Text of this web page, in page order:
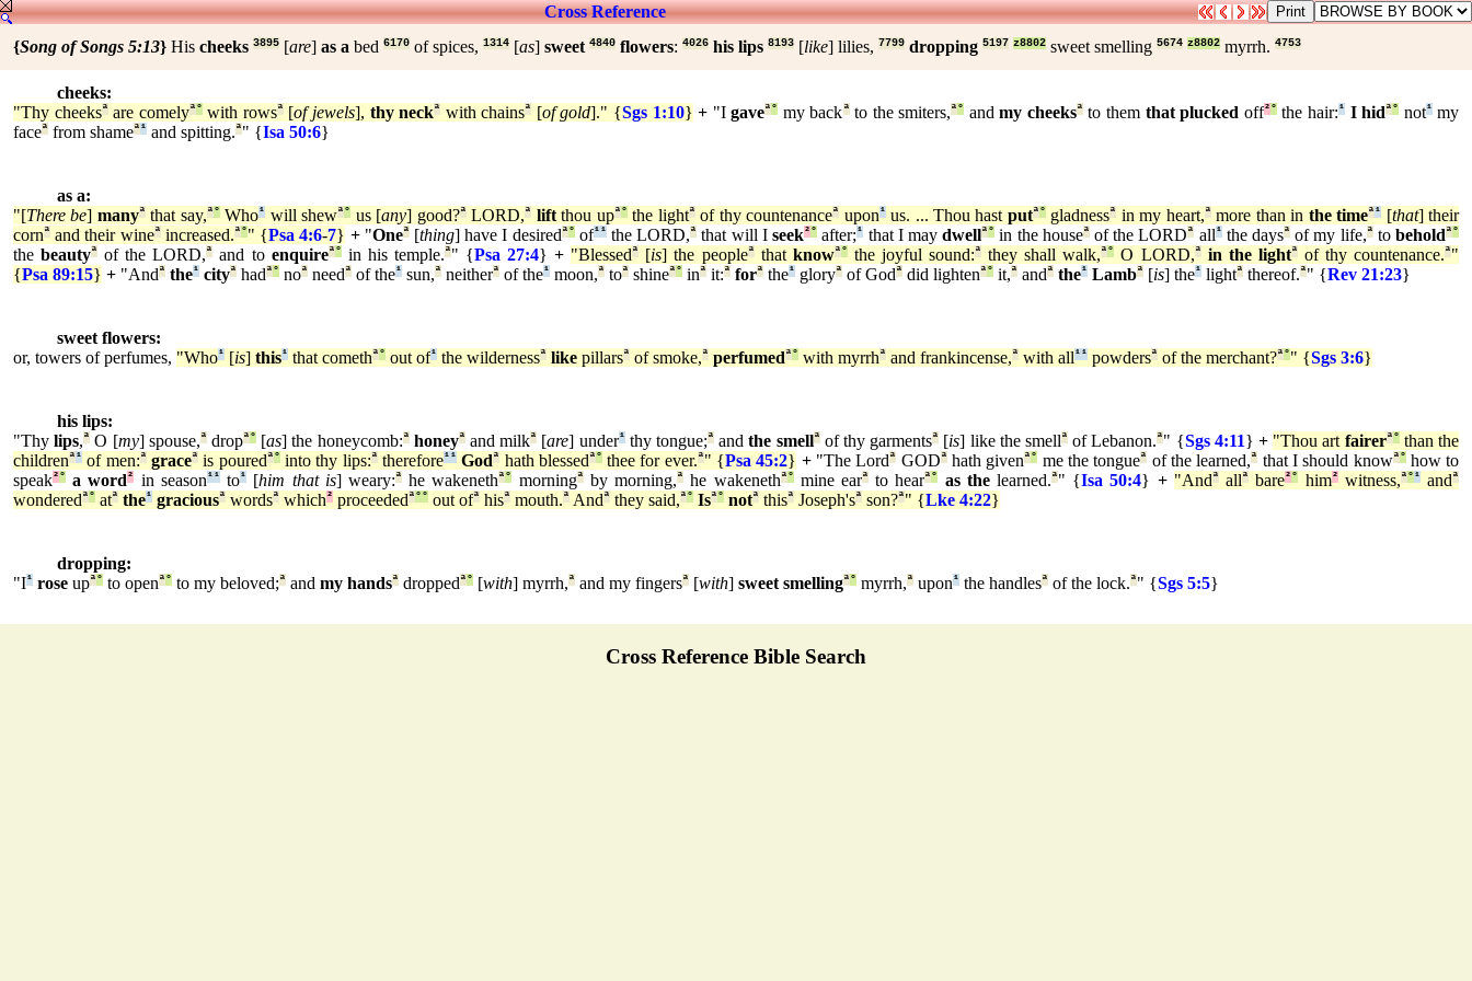
Cross Reference
{Song of Songs 5:13} His cheeks 3895 [are] as a bed 6170 of spices, 1314 [as] sweet 4840 flowers: 4026 his lips 8193 [like] lilies, 7799 dropping 5197 z8802 sweet smelling 5674 z8802 myrrh. 4753
cheeks:
"Thy cheeksª are comelyª°with rowsª [of jewels], thy neckª with chainsª [of gold]." {Sgs 1:10} + "Igaveª° my backªto the smiters,ª° andmy cheeksªto them that plucked off²°the hair:¹ I hidª° not¹my
faceª from shameª¹ and spitting.ª" {Isa 50:6}
as a:
"[There be] manyª that say,ª°Who¹ will shewª° us [any] good?ª LORD,ª liftthou upª°the lightª of thy countenanceª upon¹us. ... Thou hast putª°gladnessª in my heart,ª more than in the timeª¹ [that] their
cornª and their wineª increased.ª°" {Psa 4:6-7} + "Oneª[thing] have I desiredª°of¹¹the LORD,ª that will Iseek²° after;¹ that I maydwellª° in the houseªof the LORDª all¹the daysª of my life,ªtobeholdª°
thebeautyª of the LORD,ª and to enquireª°in his temple.ª" {Psa 27:4} + "Blessedª [is] the peopleª that knowª°the joyful sound:ª they shall walk,ª° O LORD,ª in the lightª of thy countenance.ª"
{Psa 89:15} + "Andª the¹ cityª hadª° noª needª of the¹ sun,ª neitherª of the¹ moon,ª toª shineª° inª it:ª forª the¹ gloryª of Godª did lightenª° it,ª andª the¹ Lambª [is] the¹ lightª thereof.ª" {Rev 21:23}
sweet flowers:
or, towers of perfumes, "Who¹ [is] this¹ that comethª° out of¹ the wildernessª like pillarsª of smoke,ª perfumedª° with myrrhª and frankincense,ª with all¹¹ powdersª of the merchant?ª°" {Sgs 3:6}
his lips:
"Thylips,ª O [my] spouse,ªdropª° [as] the honeycomb:ª honeyªand milkª [are] under¹thy tongue;ª andthe smellªof thy garmentsª [is] like the smellª of Lebanon.ª" {Sgs 4:11} + "Thou art fairerª°than the
childrenª¹ of men:ª graceª is pouredª°into thy lips:ª therefore¹¹ Godª hath blessedª°thee for ever.ª" {Psa 45:2} + "The Lordª GODªhath givenª° me the tongueª of the learned,ª that I should knowª°how to
speak²° a word² in season¹¹to¹ [him that is] weary:ªhe wakenethª° morningªby morning,ª he wakenethª°mine earªto hearª° as thelearned.ª" {Isa 50:4} + "Andª allª bare²° him²witness,ª°¹andª
wonderedª° atª the¹ graciousª wordsª which² proceededª°° out ofª hisª mouth.ª Andª they said,ª° Isª° notª thisª Joseph'sª son?ª" {Lke 4:22}
dropping:
"I¹ rose upª° to openª° to my beloved;ª and my handsª droppedª° [with] myrrh,ª and my fingersª [with] sweet smellingª° myrrh,ª upon¹ the handlesª of the lock.ª" {Sgs 5:5}
Cross Reference Bible Search